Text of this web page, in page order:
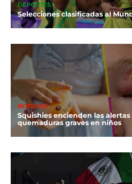
DEPORTES
Selecciones clasificadas al
NOTICIAS
Squishies encienden las
quemaduras graves en niños